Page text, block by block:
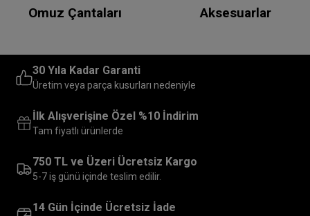
Omuz Çantaları Aksesuarlar
30 Yıla Kadar Garanti
Üretim veya parça kusurları nedeniyle
İlk Alışverişine Özel %10 İndirim
Tam fiyatlı ürünlerde
750 TL ve Üzeri Ücretsiz Kargo
5-7 iş günü içinde teslim edilir.
14 Gün İçinde Ücretsiz İade